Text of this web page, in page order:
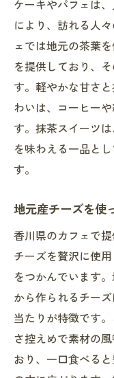
ケーキやパフェは
により、訪れる人
ェでは地元の茶葉
を提供しており、
す。軽やかな甘さ
わいは、コーヒー
す。抹茶スイーツ
を味わえる一品と
す。
地元産チーズを使
香川県のカフェで
チーズを贅沢に使
をつかんでいます
から作られるチー
当たりが特徴です
さ控えめで素材の
おり、一口食べる